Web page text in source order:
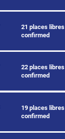
21 places libres
confirmed
22 places libres
confirmed
19 places libres
confirmed